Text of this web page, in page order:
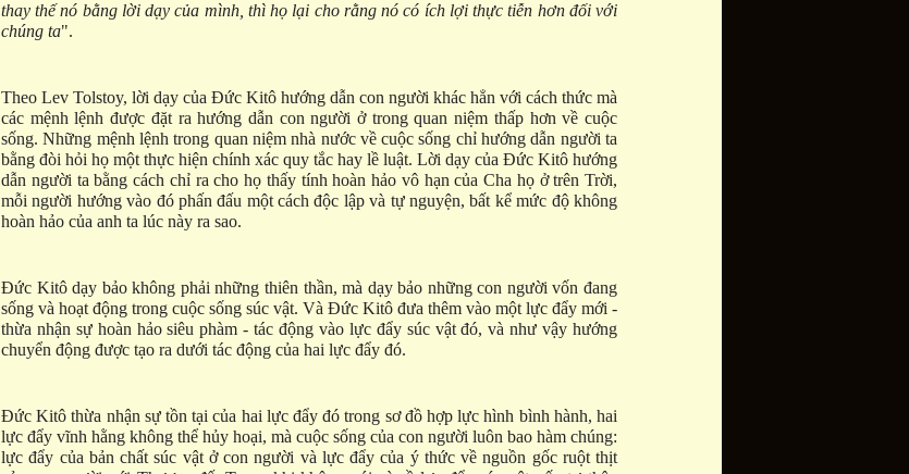
thay thế nó bằng lời dạy của mình, thì họ lại cho rằng nó có ích lợi thực tiễn hơn đối với
chúng ta".
Theo Lev Tolstoy, lời dạy của Đức Kitô hướng dẫn con người khác hẳn với cách thức mà
các mệnh lệnh được đặt ra hướng dẫn con người ở trong quan niệm thấp hơn về cuộc
sống. Những mệnh lệnh trong quan niệm nhà nước về cuộc sống chỉ hướng dẫn người ta
bằng đòi hỏi họ một thực hiện chính xác quy tắc hay lề luật. Lời dạy của Đức Kitô hướng
dẫn người ta bằng cách chỉ ra cho họ thấy tính hoàn hảo vô hạn của Cha họ ở trên Trời,
mỗi người hướng vào đó phấn đấu một cách độc lập và tự nguyện, bất kể mức độ không
hoàn hảo của anh ta lúc này ra sao.
Đức Kitô dạy bảo không phải những thiên thần, mà dạy bảo những con người vốn đang
sống và hoạt động trong cuộc sống súc vật. Và Đức Kitô đưa thêm vào một lực đẩy mới -
thừa nhận sự hoàn hảo siêu phàm - tác động vào lực đẩy súc vật đó, và như vậy hướng
chuyển động được tạo ra dưới tác động của hai lực đẩy đó.
Đức Kitô thừa nhận sự tồn tại của hai lực đẩy đó trong sơ đồ hợp lực hình bình hành, hai
lực đẩy vĩnh hằng không thể hủy hoại, mà cuộc sống của con người luôn bao hàm chúng:
lực đẩy của bản chất súc vật ở con người và lực đẩy của ý thức về nguồn gốc ruột thịt